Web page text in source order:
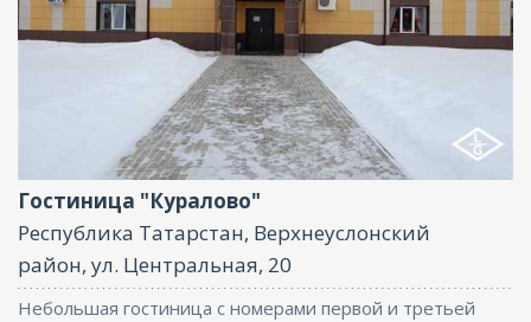
Ресторан, Парковка, Интернет
Гостиница "Куралово"
Республика Татарстан, Верхнеуслонский
район, ул. Центральная, 20
Небольшая гостиница с номерами первой и третьей